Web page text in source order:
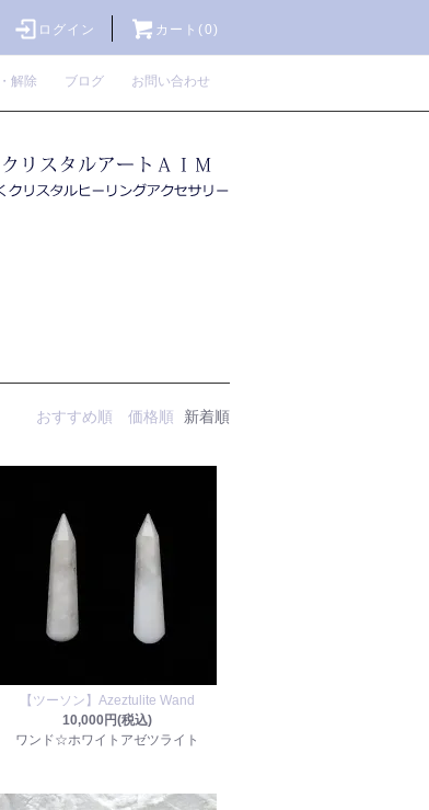
ログイン カート(0)
解除 ブログ お問い合わせ
おすすめ順 価格順 新着順
【ツーソン】Azeztulite Wand
10,000円(税込)
ワンド☆ホワイトアゼツライト